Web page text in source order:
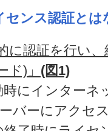
センス認証とは
に認証を行い
ド)」 (図1)
時にインターネ
バーにアクセ